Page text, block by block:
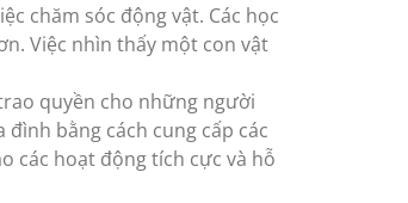
chăm sóc động vật. Các học
Việc nhìn thấy một con vật
quyền cho những người
bằng cách cung cấp các
các hoạt động tích cực và hỗ